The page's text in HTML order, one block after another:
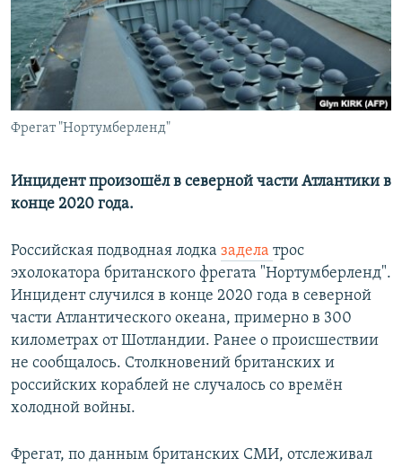
ПОДПИШИТЕСЬ НА РАССЫЛКУ
СОЦИАЛЬНЫЕ СЕТИ
Все сайты РСЕ/РС
Фрегат "Нортумберленд"
Инцидент произошёл в северной части Атлантики в
конце 2020 года.
Российская подводная лодка задела трос
эхолокатора британского фрегата "Нортумберленд".
Инцидент случился в конце 2020 года в северной
части Атлантического океана, примерно в 300
километрах от Шотландии. Ранее о происшествии
не сообщалось. Столкновений британских и
российских кораблей не случалось со времён
холодной войны.
Фрегат, по данным британских СМИ, отслеживал